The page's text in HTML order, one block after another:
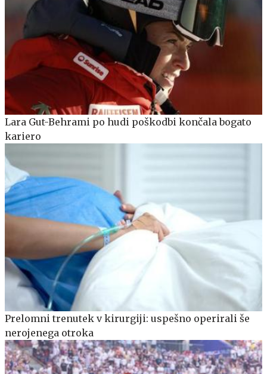
Lara Gut-Behrami po hudi poškodbi končala bogato
kariero
Prelomni trenutek v kirurgiji: uspešno operirali še
nerojenega otroka